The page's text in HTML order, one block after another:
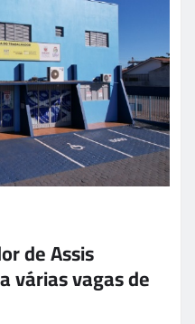
de Assis
várias vagas de